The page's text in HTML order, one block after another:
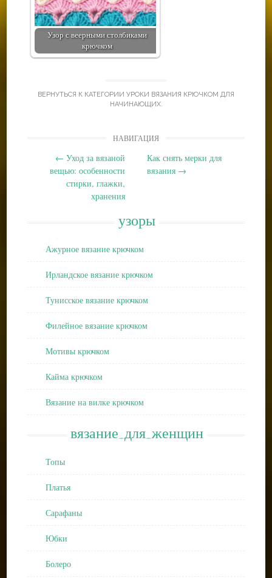
Узор с веерными столбиками
крючком
ВЕРНУТЬСЯ К КАТЕГОРИИ УРОКИ ВЯЗАНИЯ КРЮЧКОМ ДЛЯ
НАЧИНАЮЩИХ.
НАВИГАЦИЯ
← Уход за вязаной
вещью: особенности
стирки, глажки,
хранения
Как снять мерки для
вязания →
узоры
Ажурное вязание крючком
Ирландское вязание крючком
Тунисское вязание крючком
Филейное вязание крючком
Мотивы крючком
Кайма крючком
Вязание на вилке крючком
вязание_для_женщин
Топы
Платья
Сарафаны
Юбки
Болеро